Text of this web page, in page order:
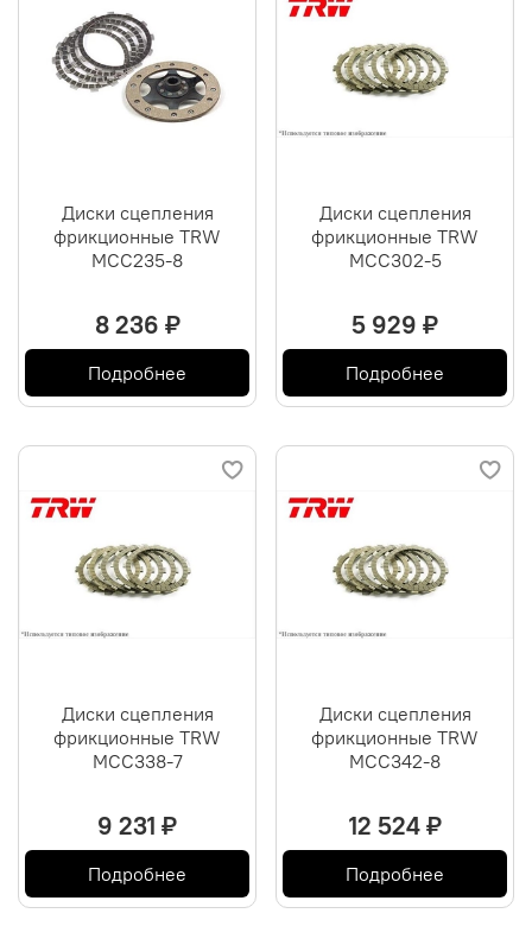
Диски сцепления
фрикционные TRW
MCC235-8
8 236 ₽
Подробнее
Диски сцепления
фрикционные TRW
MCC302-5
5 929 ₽
Подробнее
Диски сцепления
фрикционные TRW
MCC338-7
9 231 ₽
Подробнее
Диски сцепления
фрикционные TRW
MCC342-8
12 524 ₽
Подробнее